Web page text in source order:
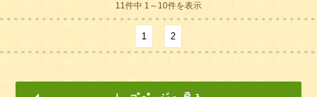
11件中 1～10件を表示
1 2